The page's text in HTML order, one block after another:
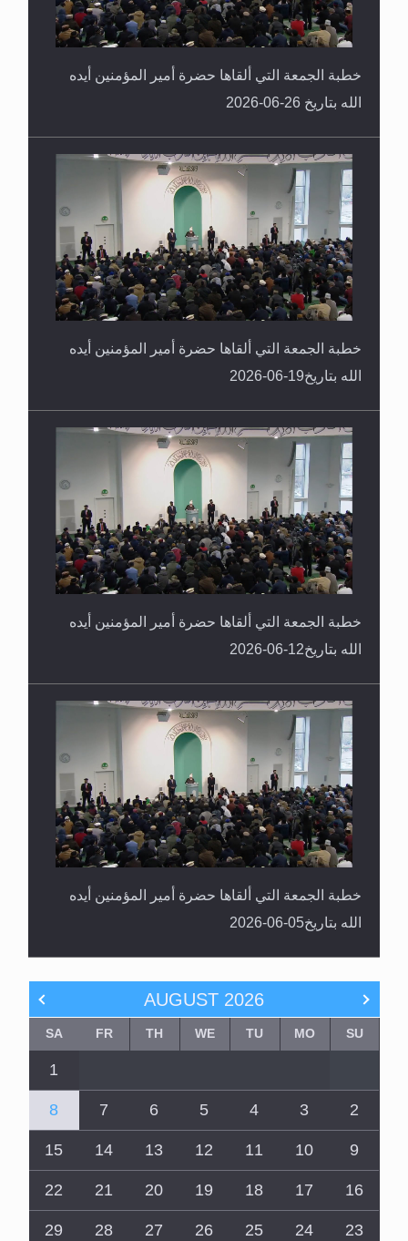
خطبة الجمعة التي ألقاها حضرة أمير المؤمنين أيده
الله بتاريخ 26-06-2026
خطبة الجمعة التي ألقاها حضرة أمير المؤمنين أيده
الله بتاريخ19-06-2026
خطبة الجمعة التي ألقاها حضرة أمير المؤمنين أيده
الله بتاريخ12-06-2026
خطبة الجمعة التي ألقاها حضرة أمير المؤمنين أيده
الله بتاريخ05-06-2026
AUGUST 2026
SU
MO
TU
WE
TH
FR
SA
1
2
3
4
5
6
7
8
9
10
11
12
13
14
15
16
17
18
19
20
21
22
23
24
25
26
27
28
29